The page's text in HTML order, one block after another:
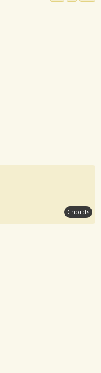
Chords